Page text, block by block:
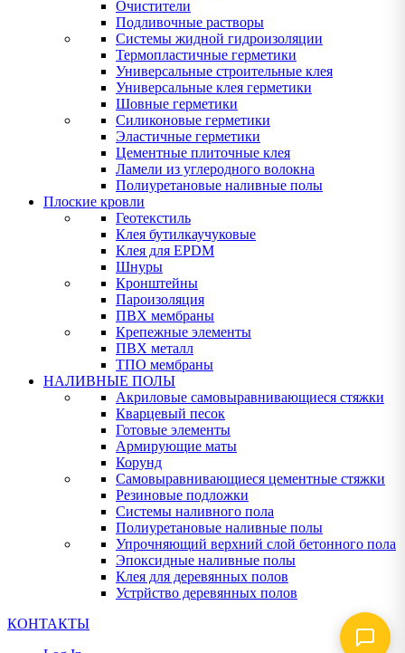
Очистители
Подливочные растворы
Системы жидной гидроизоляции
Термопластичные герметики
Универсальные строительные клея
Универсальные клея герметики
Шовные герметики
Силиконовые герметики
Эластичные герметики
Цементные плиточные клея
Ламели из углеродного волокна
Полиуретановые наливные полы
Плоские кровли
Геотекстиль
Клея бутилкаучуковые
Клея для EPDM
Шнуры
Кронштейны
Пароизоляция
ПВХ мембраны
Крепежные элементы
ПВХ металл
ТПО мембраны
НАЛИВНЫЕ ПОЛЫ
Акриловые самовыравнивающиеся стяжки
Кварцевый песок
Готовые элементы
Армирующие маты
Корунд
Самовыравнивающиеся цементные стяжки
Резиновые подложки
Системы наливного пола
Полиуретановые наливные полы
Упрочняющий верхний слой бетонного пола
Эпоксидные наливные полы
Клея для деревянных полов
Устрйство деревянных полов
КОНТАКТЫ